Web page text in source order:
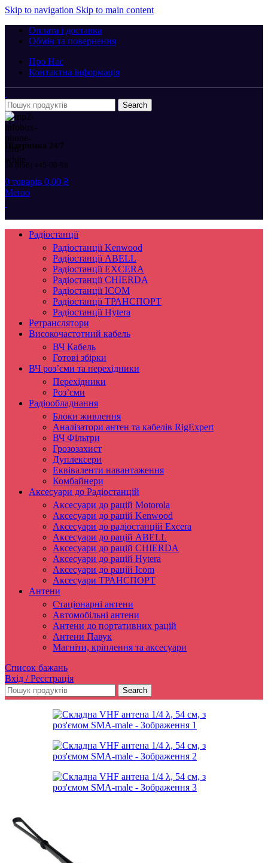
Skip to navigation Skip to main content
Оплата і доставка
Обмін та повернення
Про Нас
Контактна інформація
Search
Підтримка 24/7
38 (068) 445-00-98
0 товарів 0,00 ₴
Меню
Радіостанції
Радіостанції Kenwood
Радіостанції ABELL
Радіостанції EXCERA
Радіостанції CHIERDA
Радіостанції ICOM
Радіостанції ТРАНСПОРТ
Радіостанції Hytera
Ретранслятори
Високочастотний кабель
ВЧ Кабель
Готові збірки
ВЧ роз’єми та перехідники
Перехідники
Роз’єми
Радіообладнання
Блоки живлення
Аналізатори антен та кабелів RigExpert
ВЧ Фільтри
Грозозахист
Дуплексери
Еквіваленти навантаження
Комбайнери
Аксесуари до Радіостанцій
Аксесуари до рацій Motorola
Аксесуари до рацій Kenwood
Аксесуари до радіостанцій Excera
Аксесуари до рацій ABELL
Аксесуари до рацій CHIERDA
Аксесуари до рацій Hytera
Аксесуари до рацій Icom
Аксесуари ТРАНСПОРТ
Антени
Стаціонарні антени
Автомобільні антени
Антени до портативних рацій
Антени Павук
Магніти, кріплення та аксесуари
Список бажань
Вхід / Реєстрація
Search